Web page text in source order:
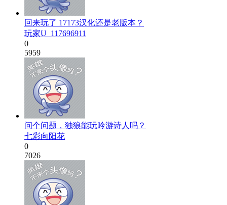
回来玩了 17173汉化还是老版本？
玩家U_117696911
0
5959
问个问题，独狼能玩吟游诗人吗？
七彩向阳花
0
7026